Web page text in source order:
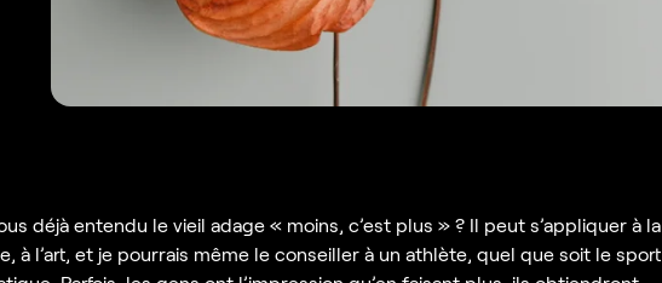
déjà entendu le vieil adage « moins, c’est plus » ? Il peut s’appliquer à la
à l’art, et je pourrais même le conseiller à un athlète, quel que soit le sport